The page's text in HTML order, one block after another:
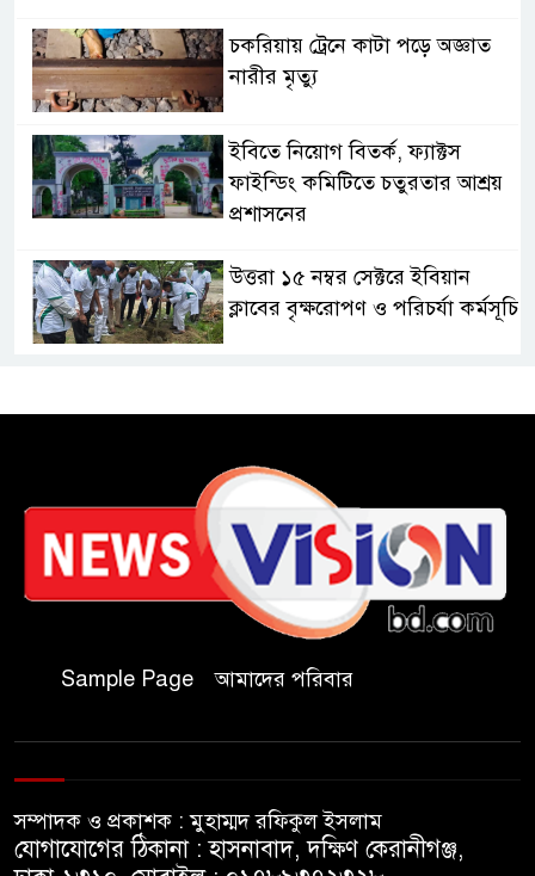
চকরিয়ায় ট্রেনে কাটা পড়ে অজ্ঞাত
নারীর মৃত্যু
ইবিতে নিয়োগ বিতর্ক, ফ্যাক্টস
ফাইন্ডিং কমিটিতে চতুরতার আশ্রয়
প্রশাসনের
উত্তরা ১৫ নম্বর সেক্টরে ইবিয়ান
ক্লাবের বৃক্ষরোপণ ও পরিচর্যা কর্মসূচি
জামায়াত
কাল মহেশখালী দিয়ে শুরু
প্রধানমন্ত্রীর চট্টগ্রাম সফর
হল দখল করে অছাত্র ও সন্ত্রাসীদের
অভয়ারণ্য করা যাবে না-শিবির
মেসির বাবা না ফেরার দেশে
Sample Page আমাদের পরিবার
সম্পাদক ও প্রকাশক : মুহাম্মদ রফিকুল ইসলাম
যোগাযোগের ঠিকানা : হাসনাবাদ, দক্ষিণ কেরানীগঞ্জ,